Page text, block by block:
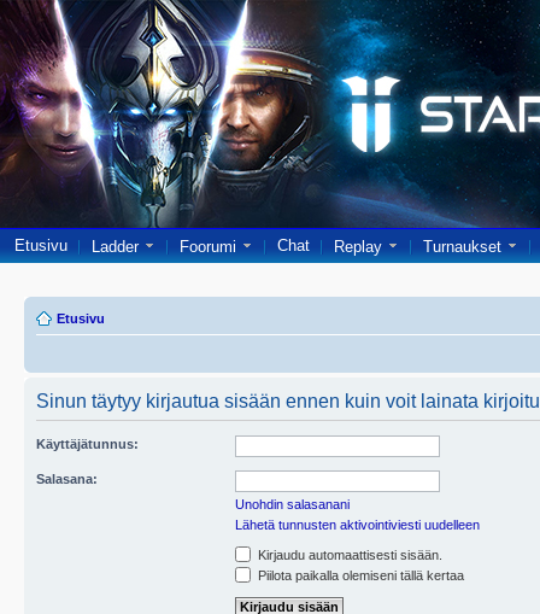
Etusivu Ladder Foorumi Chat Replay Turnaukset
Etusivu
Sinun täytyy kirjautua sisään ennen kuin voit lainata
Käyttäjätunnus:
Salasana:
Unohdin salasanani
Lähetä tunnusten aktivointiviesti uudelleen
Kirjaudu automaattisesti sisään.
Piilota paikalla olemiseni tällä kertaa